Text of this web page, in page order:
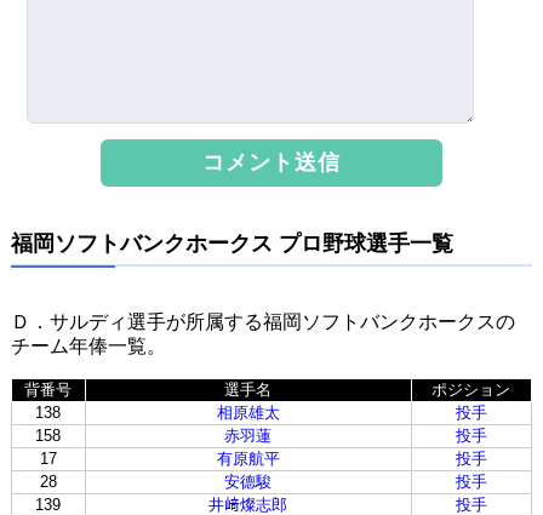
福岡ソフトバンクホークス プロ野球選手一覧
Ｄ．サルディ選手が所属する福岡ソフトバンクホークスの
チーム年俸一覧。
背番号 選手名
ポジション
138
相原雄太
投手
158
赤羽蓮
投手
17
有原航平
投手
28
安德駿
投手
139
井﨑燦志郎
投手